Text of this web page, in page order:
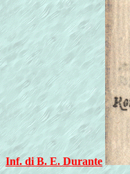
Inf. di B. E. Durante